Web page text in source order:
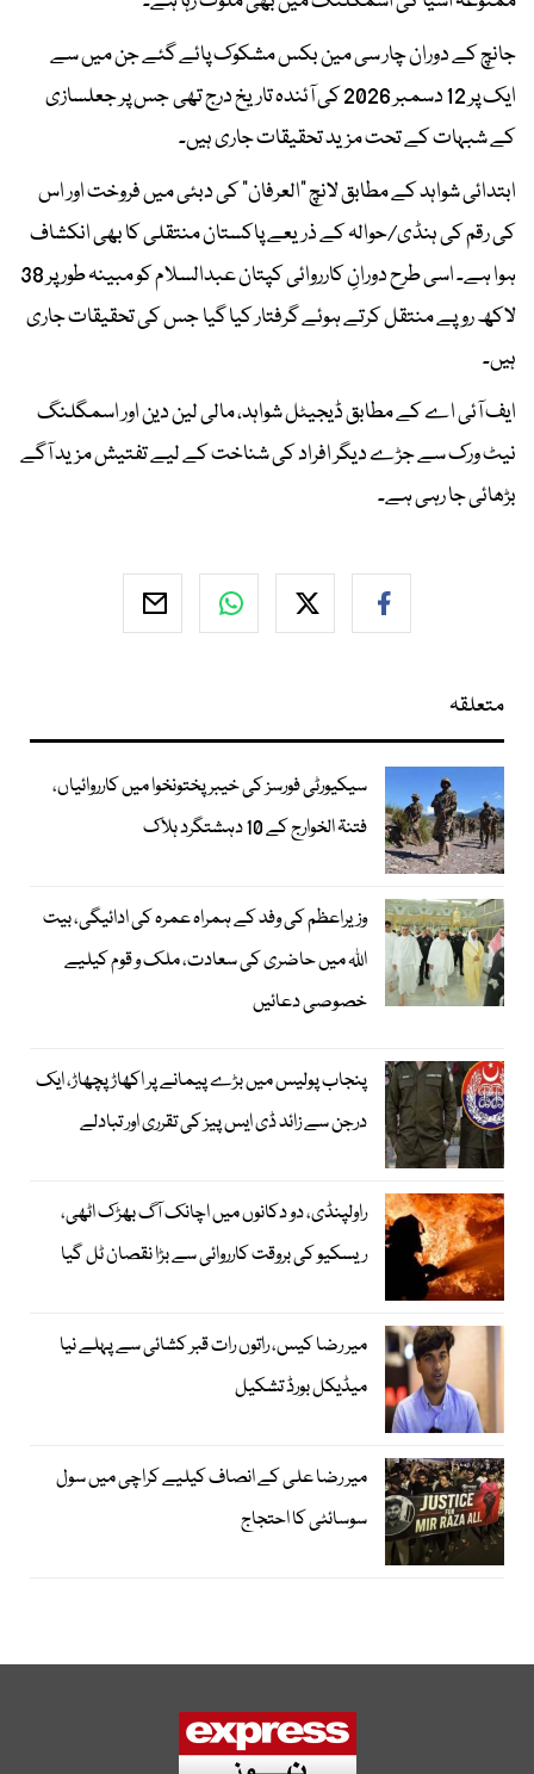
جانچ کے دوران چار سی مین بکس مشکوک پائے گئے جن میں سے
ایک پر 12 دسمبر 2026 کی آئندہ تاریخ درج تھی جس پر جعلسازی
کے شبہات کے تحت مزید تحقیقات جاری ہیں۔
ابتدائی شواہد کے مطابق لانچ “العرفان” کی دبئی میں فروخت اور اس
کی رقم کی ہنڈی/حوالہ کے ذریعے پاکستان منتقلی کا بھی انکشاف
ہوا ہے۔ اسی طرح دورانِ کارروائی کپتان عبدالسلام کو مبینہ طور پر 38
لاکھ روپے منتقل کرتے ہوئے گرفتار کیا گیا جس کی تحقیقات جاری
ہیں۔
ایف آئی اے کے مطابق ڈیجیٹل شواہد، مالی لین دین اور اسمگلنگ
نیٹ ورک سے جڑے دیگر افراد کی شناخت کے لیے تفتیش مزید آگے
بڑھائی جا رہی ہے۔
متعلقہ
سیکیورٹی فورسز کی خیبر پختونخوا میں کارروائیاں،
فتنۃ الخوارج کے 10 دہشتگرد ہلاک
وزیراعظم کی وفد کے ہمراہ عمرہ کی ادائیگی، بیت
اللہ میں حاضری کی سعادت، ملک و قوم کیلیے
خصوصی دعائیں
پنجاب پولیس میں بڑے پیمانے پر اکھاڑ پچھاڑ، ایک
درجن سے زائد ڈی ایس پیز کی تقرری اور تبادلے
راولپنڈی، دو دکانوں میں اچانک آگ بھڑک اٹھی،
ریسکیو کی بروقت کارروائی سے بڑا نقصان ٹل گیا
میر رضا کیس، راتوں رات قبر کشائی سے پہلے نیا
میڈیکل بورڈ تشکیل
میر رضا علی کے انصاف کیلیے کراچی میں سول
سوسائٹی کا احتجاج